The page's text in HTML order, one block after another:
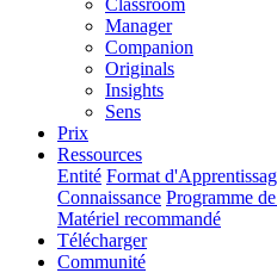
Classroom
Manager
Companion
Originals
Insights
Sens
Prix
Ressources
Entité Format
Connaissance Programme
Matériel recommandé
Télécharger
Communité